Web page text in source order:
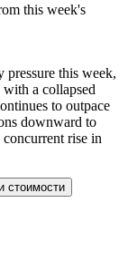
this week's
this week,
a collapsed
to outpace
downward to
rise in
стоимости